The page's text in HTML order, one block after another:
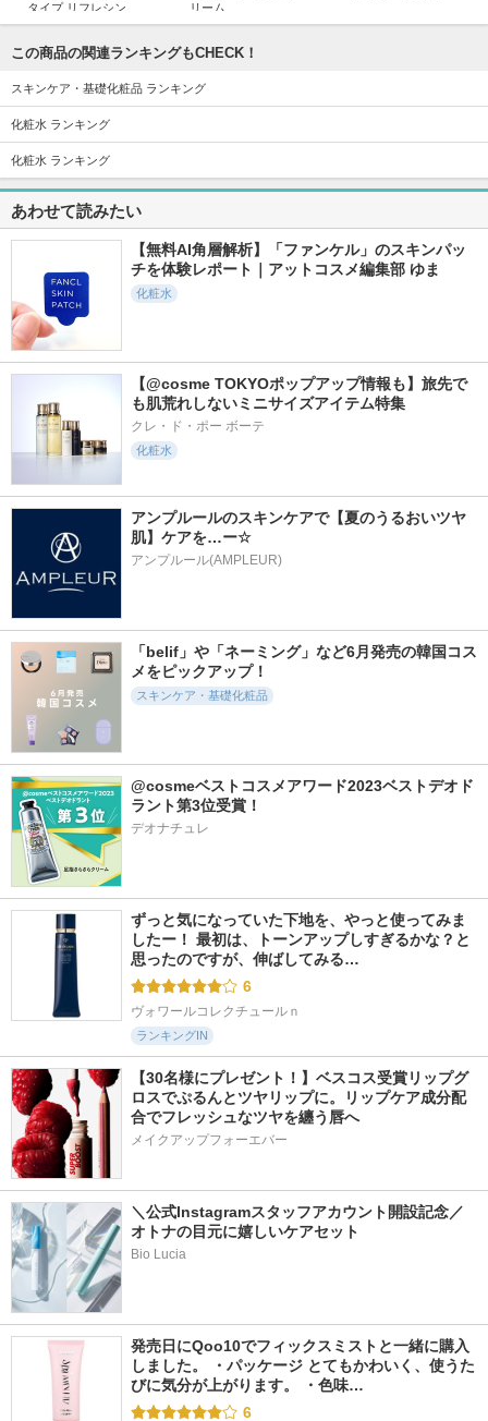
タイプ リフレシン
グシトラスの香り
アテニア
リーム
アトバリア365 クリ
ーム
AESTURA
プライマーショット
アテニア
5.2
6338件
オルビス ザ クレン
ジング オイル
5.5
495件
ニベア２ＷＡＹ美容
5.2
1308件
ニベア Eucerin
5.1
2436件
ニベア２ＷＡＹ美容
洗顔
ニベア
5.6
1012件
タイムリフレッシャ
この商品の関連ランキングもCHECK！
スキンケア・基礎化粧品 ランキング
化粧水 ランキング
化粧水 ランキング
あわせて読みたい
【無料AI角層解析】「ファンケル」のスキンパッ
チを体験レポート｜アットコスメ編集部 ゆま
化粧水
【@cosme TOKYOポップアップ情報も】旅先で
も肌荒れしないミニサイズアイテム特集
クレ・ド・ポー ボーテ
化粧水
アンプルールのスキンケアで【夏のうるおいツヤ
肌】ケアを…ー☆
アンプルール(AMPLEUR)
「belif」や「ネーミング」など6月発売の韓国コス
メをピックアップ！
スキンケア・基礎化粧品
@cosmeベストコスメアワード2023ベストデオド
ラント第3位受賞！
デオナチュレ
ずっと気になっていた下地を、やっと使ってみま
したー！ 最初は、トーンアップしすぎるかな？と
思ったのですが、伸ばしてみる…
6
ヴォワールコレクチュールｎ
ランキングIN
【30名様にプレゼント！】ベスコス受賞リップグ
ロスでぷるんとツヤリップに。リップケア成分配
合でフレッシュなツヤを纏う唇へ
メイクアップフォーエバー
＼公式Instagramスタッフアカウント開設記念／
オトナの目元に嬉しいケアセット
Bio Lucia
発売日にQoo10でフィックスミストと一緒に購入
しました。 ・パッケージ とてもかわいく、使うた
びに気分が上がります。 ・色味…
6